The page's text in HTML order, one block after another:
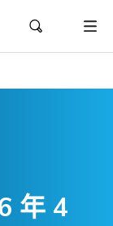
年 4